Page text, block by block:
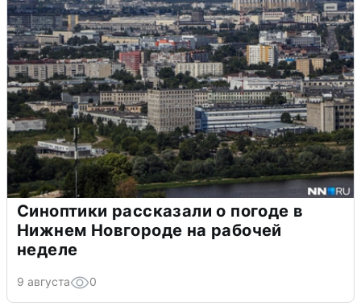
Синоптики рассказали о погоде в
Нижнем Новгороде на рабочей
неделе
9 августа 0